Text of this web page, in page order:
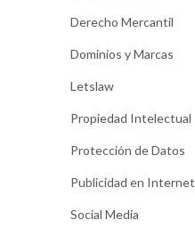
Derecho Mercantil
Dominios y Marcas
Letslaw
Propiedad Intelectual
Protección de Datos
Publicidad en Internet
Social Media